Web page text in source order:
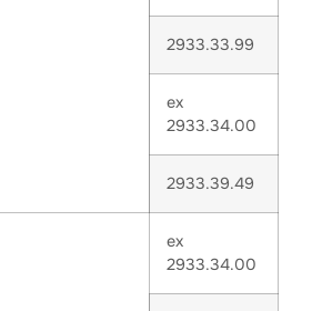
2933.33.99
ex
2933.34.00
2933.39.49
ex
2933.34.00